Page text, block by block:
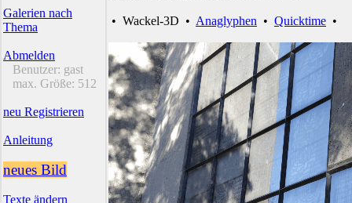
Galerien nach
Thema
Abmelden
Benutzer: gast
max. Größe: 512
neu Registrieren
Anleitung
neues Bild
Texte ändern
• Wackel-3D • Anaglyphen • Quicktime •